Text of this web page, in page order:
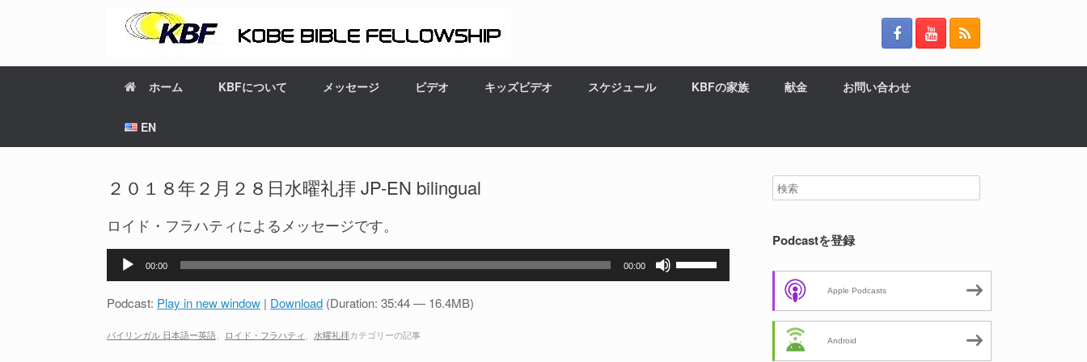
ホーム KBFについて メッセージ ビデオ キッズビデオ スケジュール KBFの家族 献金 お問い合わせ
EN
２０１８年２月２８日水曜礼拝 JP-EN bilingual
ロイド・フラハティによるメッセージです。
プ
ー
00:00 00:00
Podcast: Play in new window | Download (Duration: 35:44 — 16.4MB)
バイリンガル 日本語ー英語 ロイド・フラハティ 水曜礼拝カテゴリーの記事
Podcastを登録
Apple Podcasts
Android